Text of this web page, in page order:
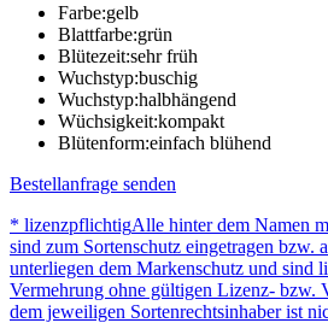
Farbe:gelb
Blattfarbe:grün
Blütezeit:sehr früh
Wuchstyp:buschig
Wuchstyp:halbhängend
Wüchsigkeit:kompakt
Blütenform:einfach blühend
Bestellanfrage senden
* lizenzpflichtigAlle hinter dem Namen
sind zum Sortenschutz eingetragen bzw.
unterliegen dem Markenschutz und sind
Vermehrung ohne gültigen Lizenz- bzw.
dem jeweiligen Sortenrechtsinhaber ist